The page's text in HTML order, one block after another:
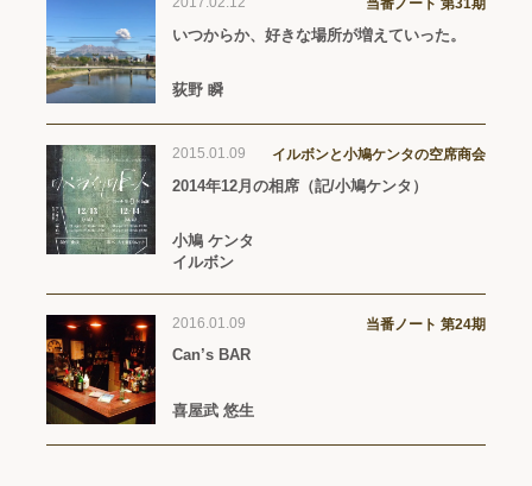
当番ノート 第31期
いつからか、好きな場所が増えていった。
荻野 瞬
2015.01.09 イルボンと小鳩ケンタの空席商会
2014年12月の相席（記/小鳩ケンタ）
小鳩 ケンタ
イルボン
2016.01.09 当番ノート 第24期
Can’s BAR
喜屋武 悠生